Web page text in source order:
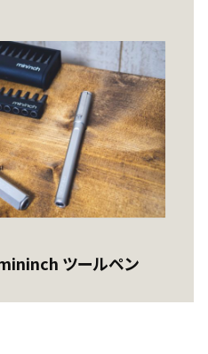
ツールペン